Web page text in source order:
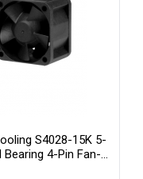
S4028-15K 5-
Pin Fan-